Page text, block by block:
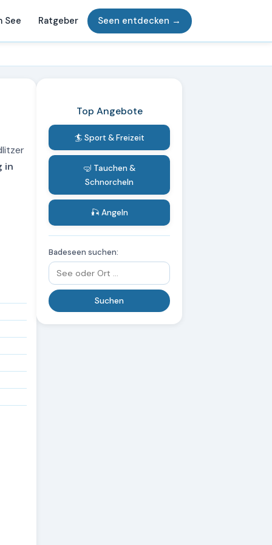
See Ratgeber Seen entdecken →
in
Top Angebote
🏄 Sport & Freizeit
🤿 Tauchen &
Schnorcheln
🎣 Angeln
Badeseen suchen: